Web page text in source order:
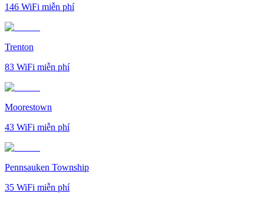
146 WiFi miễn phí
Trenton
83 WiFi miễn phí
Moorestown
43 WiFi miễn phí
Pennsauken Township
35 WiFi miễn phí